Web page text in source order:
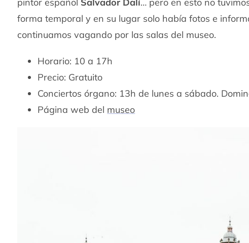
forma temporal y en su lugar solo había fotos e
continuamos vagando por las salas del museo.
Horario: 10 a 17h
Precio: Gratuito
Conciertos órgano: 13h de lunes a sábado.
Página web del museo